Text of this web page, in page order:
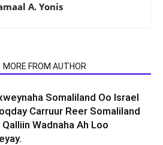
A. Yonis
MORE FROM AUTHOR
Somaliland Oo Israel
Carruur Reer Somaliland
Qalliin Wadnaha Ah Loo